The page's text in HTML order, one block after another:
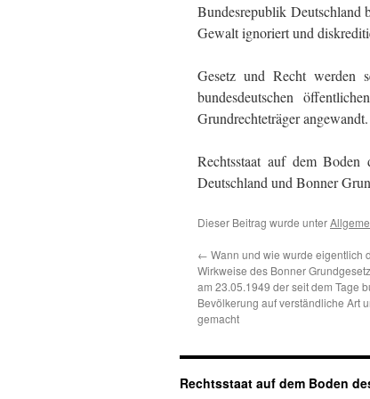
Bundesrepublik Deutschland
Gewalt ignoriert und
Gesetz und Recht werden
bundesdeutschen
Grundrechteträger angewandt.
Rechtsstaat auf dem Boden
Deutschland und Bonner
Dieser Beitrag wurde unter
← Wann und wie wurde eigentlich
Wirkweise des Bonner
am 23.05.1949 der seit dem Tage
Bevölkerung auf verständliche Art
gemacht
Rechtsstaat auf dem Boden